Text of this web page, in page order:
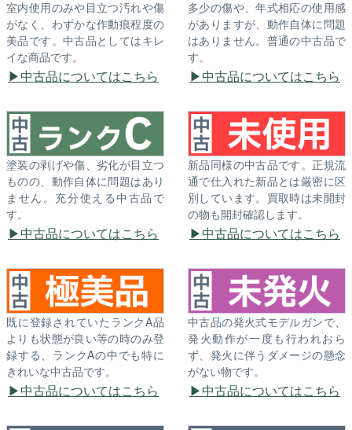
室内使用のみや目立つ汚れや傷
がなく、わずかな作動痕程度の
美品です。中古品としてはキレ
イな商品です。
中古品についてはこちら
多少の傷や、年式相応の使用感
がありますが、動作自体に問題
はありません。普通の中古品で
す。
中古品についてはこちら
塗装の剥げや傷、劣化が目立つ
ものの、動作自体に問題はあり
ません。充分使える中古品で
す。
中古品についてはこちら
新品同様の中古品です。正規流
通で仕入れた新品とは厳密に区
別しています。買取時は未開封
の物も開封確認します。
中古品についてはこちら
既に登録されていたランクA品
よりも状態が良い等の時のみ登
録する、ランクAの中でも特に
きれいな中古品です。
中古品についてはこちら
中古品の発火式モデルガンで、
発火動作が一度も行われおら
ず、発火に伴うダメージの懸念
がない物です。
中古品についてはこちら